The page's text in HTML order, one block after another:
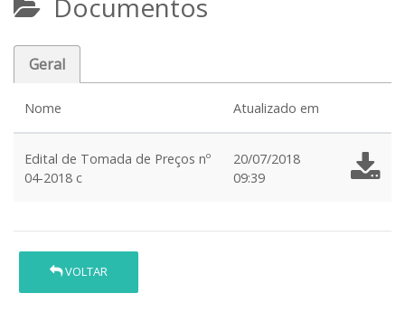
Documentos
Geral
Nome Atualizado em
Edital de Tomada de Preços nº
04-2018 c
20/07/2018
09:39
VOLTAR